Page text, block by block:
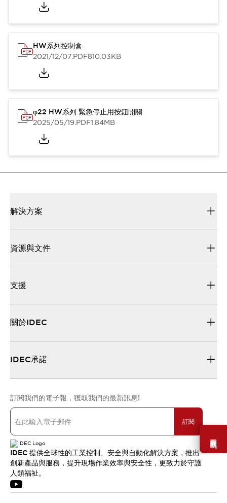
需要幫助嗎？
HW系列控制盒
2021/12/07.PDF810.03KB
φ22 HW系列 緊急停止用按鈕開關
2025/05/19.PDF1.84MB
解決方案
資源與文件
支援
關於IDEC
IDEC承諾
訂閱我們的電子報，獲取我們的最新訊息!
訂閱
IDEC 提供全球性的工業控制、安全與自動化解決方案，推出
創新產品與服務，提升現場作業效率與安全性，更致力於守護
人類福祉。